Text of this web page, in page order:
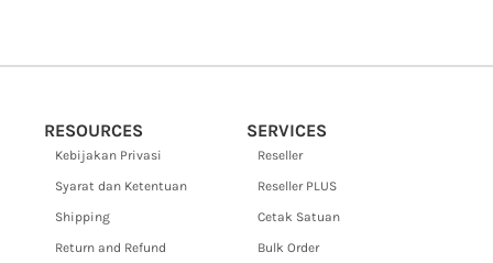
RESOURCES SERVICES
Kebijakan Privasi
Syarat dan Ketentuan
Shipping
Return and Refund
Reseller
Reseller PLUS
Cetak Satuan
Bulk Order